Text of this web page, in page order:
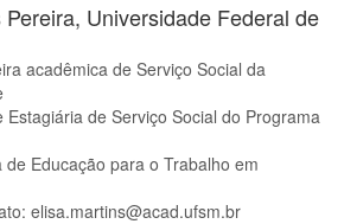
Universidade Federal de
acadêmica de Serviço Social da
de Serviço Social do Programa
Educação para o Trabalho em
elisa.martins@acad.ufsm.br